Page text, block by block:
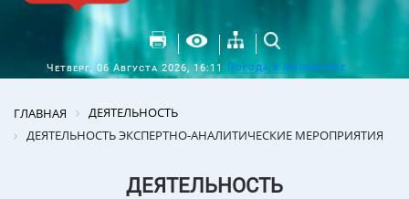
Четверг, 06 Августа 2026, 16:11 Погода в Мурманске
ГЛАВНАЯ
ДЕЯТЕЛЬНОСТЬ
ДЕЯТЕЛЬНОСТЬ ЭКСПЕРТНО-АНАЛИТИЧЕСКИЕ МЕРОПРИЯТИЯ
ДЕЯТЕЛЬНОСТЬ